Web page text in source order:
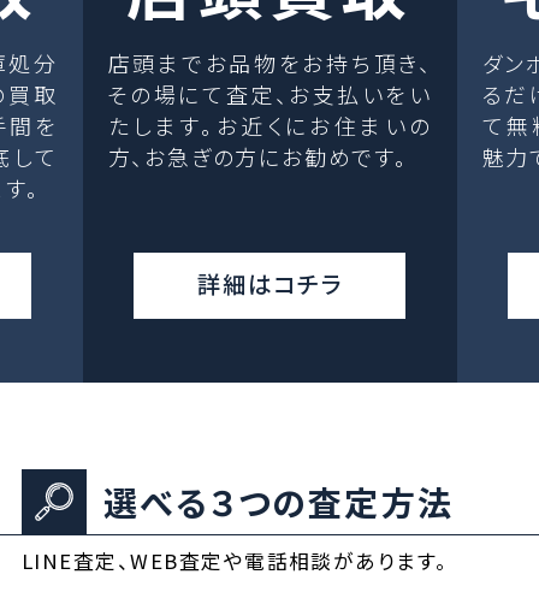
処分
取
間を
して
。
店頭までお品物をお持ち頂き、
その場にて査定、お支払いをい
たします。お近くにお住まいの
方、お急ぎの方にお勧めです。
詳細はコチラ
ダン
るだ
て無
魅力
選べる３つの査定方法
LINE査定、WEB査定や電話相談があります。